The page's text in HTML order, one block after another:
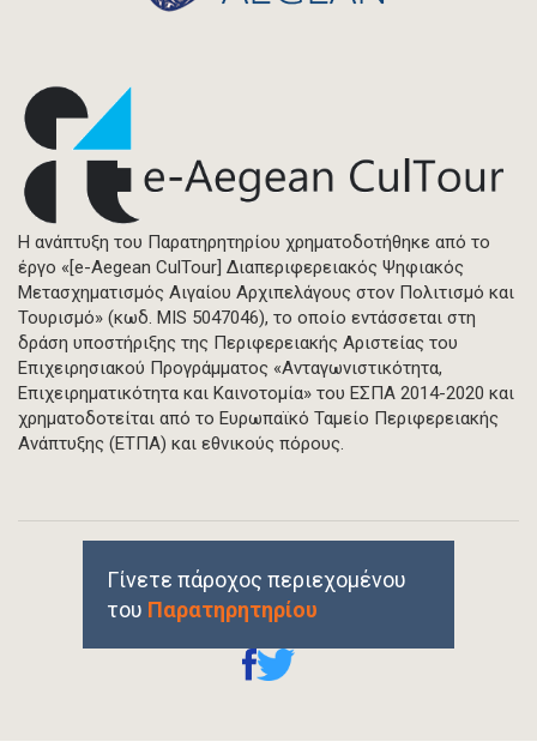
Η ανάπτυξη του Παρατηρητηρίου χρηματοδοτήθηκε από το
έργο «[e-Aegean CulTour] Διαπεριφερειακός Ψηφιακός
Μετασχηματισμός Αιγαίου Αρχιπελάγους στον Πολιτισμό και
Τουρισμό» (κωδ. MIS 5047046), το οποίο εντάσσεται στη
δράση υποστήριξης της Περιφερειακής Αριστείας του
Επιχειρησιακού Προγράμματος «Ανταγωνιστικότητα,
Επιχειρηματικότητα και Καινοτομία» του ΕΣΠΑ 2014-2020 και
χρηματοδοτείται από το Ευρωπαϊκό Ταμείο Περιφερειακής
Ανάπτυξης (ΕΤΠΑ) και εθνικούς πόρους.
Γίνετε πάροχος περιεχομένου
του Παρατηρητηρίου